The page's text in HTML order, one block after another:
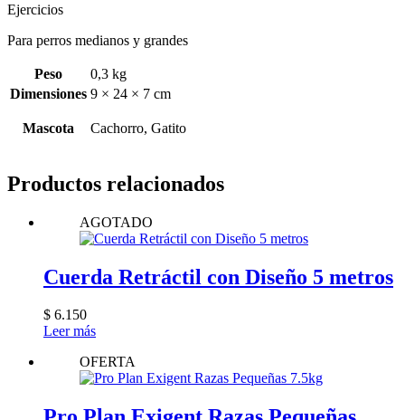
Ejercicios
Para perros medianos y grandes
Peso
0,3 kg
Dimensiones 9 × 24 × 7 cm
Mascota Cachorro, Gatito
Productos relacionados
AGOTADO
Cuerda Retráctil con Diseño 5 metros
$ 6.150
Leer más
OFERTA